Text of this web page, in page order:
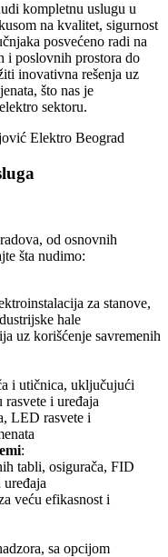
kompletnu uslugu u
na kvalitet, sigurnost
posvećeno radi na
i poslovnih prostora do
inovativna rešenja uz
što nas je
sektoru.
od osnovnih
šta nudimo:
za stanove,
hale
uz korišćenje savremenih
i utičnica, uključujući
rasvete i uređaja
LED rasvete i
:
tabli, osigurača, FID
veću efikasnost i
sa opcijom